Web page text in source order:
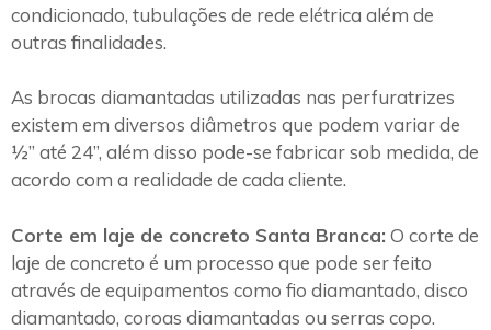
condicionado, tubulações de rede elétrica além de
outras finalidades.
As brocas diamantadas utilizadas nas perfuratrizes
existem em diversos diâmetros que podem variar de
½” até 24”, além disso pode-se fabricar sob medida, de
acordo com a realidade de cada cliente.
Corte em laje de concreto Santa Branca: O corte de
laje de concreto é um processo que pode ser feito
através de equipamentos como fio diamantado, disco
diamantado, coroas diamantadas ou serras copo.